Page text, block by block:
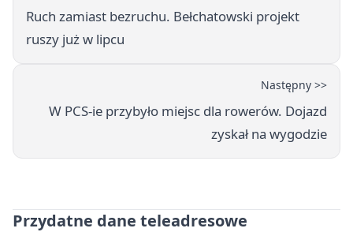
Ruch zamiast bezruchu. Bełchatowski projekt
ruszy już w lipcu
Następny >>
W PCS-ie przybyło miejsc dla rowerów. Dojazd
zyskał na wygodzie
Przydatne dane teleadresowe